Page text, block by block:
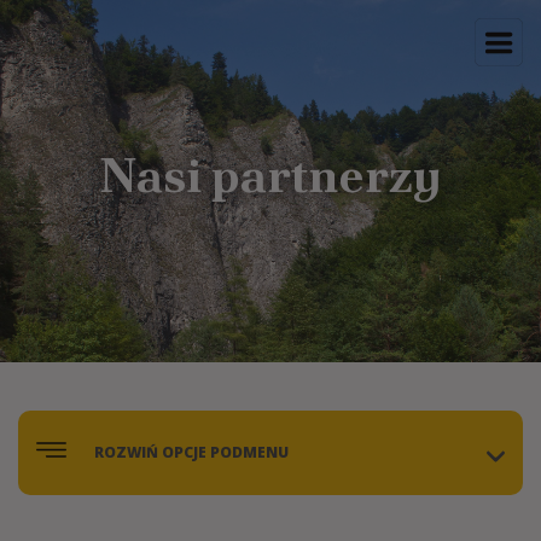
Nasi partnerzy
ROZWIŃ OPCJE PODMENU